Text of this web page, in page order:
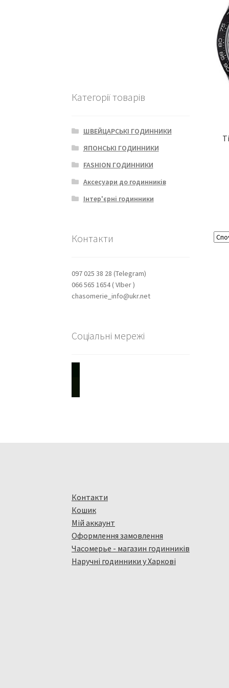
Категорії товарів
ШВЕЙЦАРСЬКІ ГОДИННИКИ
ЯПОНСЬКІ ГОДИННИКИ
FASHION ГОДИННИКИ
Аксесуари до годинників
Інтер'єрні годинники
Контакти
097 025 38 28 (Telegram)
066 565 1654 ( VIber )
chasomerie_info@ukr.net
Соціальні мережі
Контакти
Кошик
Мій аккаунт
Оформлення замовлення
Часомерье - магазин годинників
Наручні годинники у Харкові